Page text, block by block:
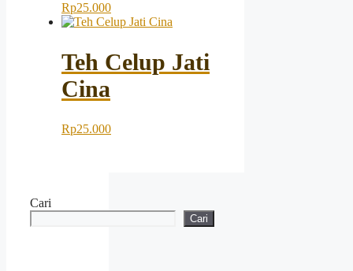
Rp25.000
Teh Celup Jati
Cina
Rp25.000
Cari
Cari